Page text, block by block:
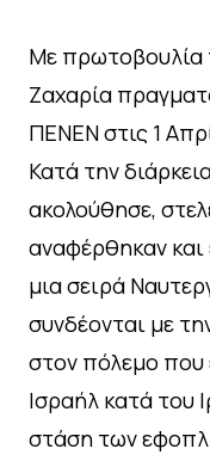
Με πρωτοβουλία
Ζαχαρία
ΠΕΝΕΝ στις 1
Κατά την
ακολούθησε,
αναφέρθηκαν και
μια σειρά
συνδέονται με
στον πόλεμο που
Ισραήλ κατά του
στάση των